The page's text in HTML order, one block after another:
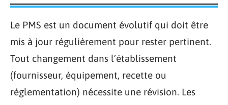
Le PMS est un document évolutif qui doit être
mis à jour régulièrement pour rester pertinent.
Tout changement dans l’établissement
(fournisseur, équipement, recette ou
réglementation) nécessite une révision. Les